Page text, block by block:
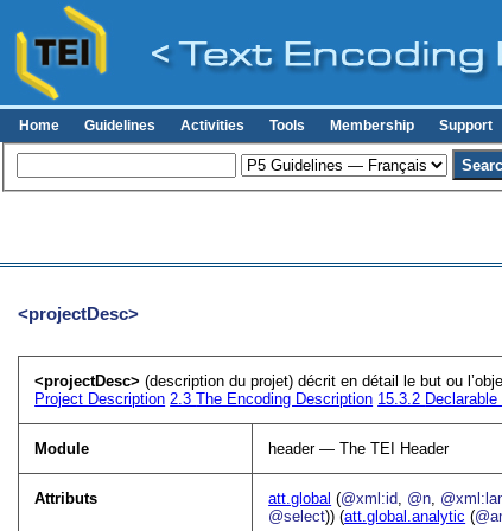
Home Guidelines Activities Tools Membership Support
<projectDesc>
<projectDesc>(description du projet) décrit en détail le but ou
Project Description 2.3The Encoding Description 15.3.2
Module header — The TEI Header
Attributs att.global (@xml:id @n
@select)) (att.global.analytic (